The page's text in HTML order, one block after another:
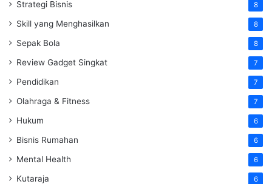
Strategi Bisnis 8
Skill yang Menghasilkan 8
Sepak Bola 8
Review Gadget Singkat 7
Pendidikan 7
Olahraga & Fitness 7
Hukum 6
Bisnis Rumahan 6
Mental Health 6
Kutaraja 6